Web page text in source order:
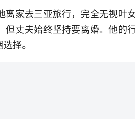
家去三亚旅行，完全无视叶
丈夫始终坚持要离婚。他的
择。